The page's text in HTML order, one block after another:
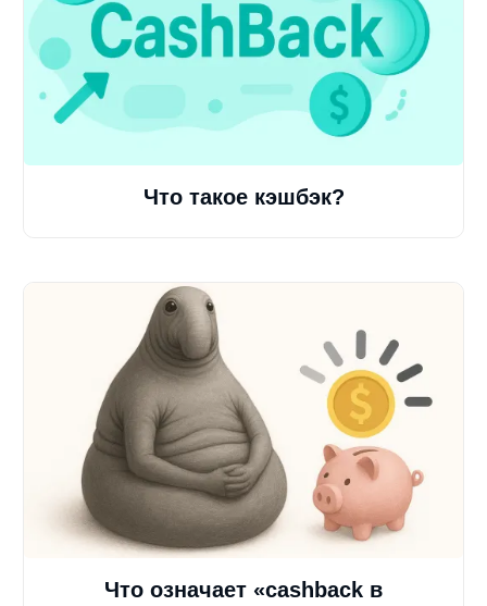
Что такое кэшбэк?
Что означает «cashback в